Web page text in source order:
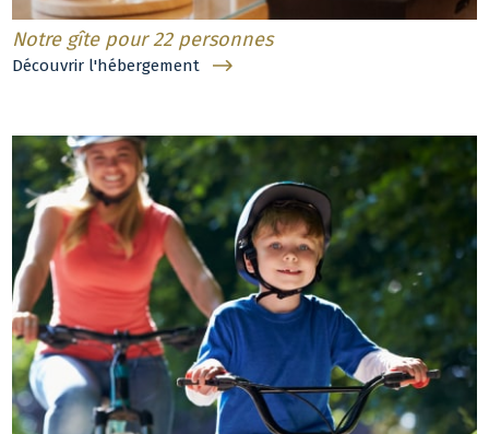
Notre gîte pour 22 personnes
Découvrir l'hébergement